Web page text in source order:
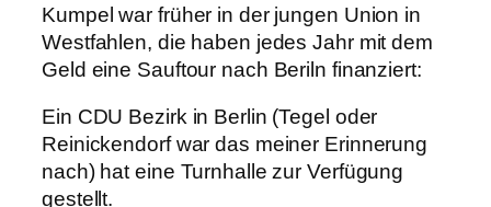
Kumpel war früher in der jungen Union in
Westfahlen, die haben jedes Jahr mit dem
Geld eine Sauftour nach Beriln finanziert:
Ein CDU Bezirk in Berlin (Tegel oder
Reinickendorf war das meiner Erinnerung
nach) hat eine Turnhalle zur Verfügung
gestellt.